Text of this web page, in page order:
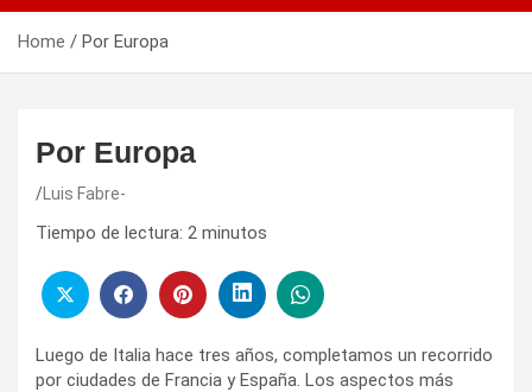
Home Por Europa
Por Europa
Luis Fabre-
Tiempo de lectura: 2 minutos
Luego de Italia hace tres años, completamos un recorrido
por ciudades de Francia y España. Los aspectos más